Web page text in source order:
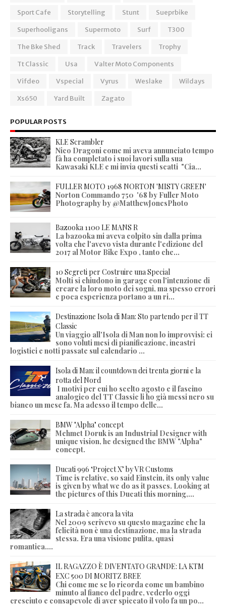
Sport Cafe
Storytelling Stunt
Sueprbike
Superhooligans
Supermoto Surf
T300
The Bke Shed
Track Travelers
Trophy
Tt Classic
Usa
Valter Moto Components
Vifdeo
Vspecial Vyrus Weslake
Wildays
Xs650
Yard Built Zagato
POPULAR POSTS
KLE Scrambler
Nico Dragoni come mi aveva annunciato tempo
fà ha completato i suoi lavori sulla sua
Kawasaki KLE e mi invia questi scatti "Cia...
FULLER MOTO 1968 NORTON 'MISTY GREEN'
Norton Commando 750 '68 by Fuller Moto
Photography by @MatthewJonesPhoto
Bazooka 1100 LE MANS R
La bazooka mi aveva colpito sin dalla prima
volta che l'avevo vista durante l'edizione del
2017 al Motor Bike Expo , tanto che...
10 Segreti per Costruire una Special
Molti si chiudono in garage con l'intenzione di
creare la loro moto dei sogni, ma spesso errori
e poca esperienza portano a un ri...
Destinazione Isola di Man: Sto partendo per il TT
Classic
Un viaggio all'Isola di Man non lo improvvisi: ci
sono voluti mesi di pianificazione, incastri
logistici e notti passate sul calendario ...
Isola di Man: il countdown dei trenta giorni e la
rotta del Nord
I motivi per cui ho scelto agosto e il fascino
analogico del TT Classic li ho già messi nero su
bianco un mese fa. Ma adesso il tempo delle...
BMW "Alpha" concept
Mehmet Doruk is an Industrial Designer with
unique vision, he designed the BMW "Alpha"
concept.
Ducati 996 ‘Project X’ by VR Customs
Time is relative, so said Einstein, its only value
is given by what we do as it passes. Looking at
the pictures of this Ducati this morning,...
La strada è ancora la vita
Nel 2009 scrivevo su questo magazine che la
felicità non è una destinazione, ma la strada
stessa. Era una visione pulita, quasi
romantica....
IL RAGAZZO È DIVENTATO GRANDE: LA KTM
EXC 500 DI MORITZ BREE
Chi come me se lo ricorda come un bambino
minuto al fianco del padre, vederlo oggi
cresciuto e consapevole di aver spiccato il volo fa un po...